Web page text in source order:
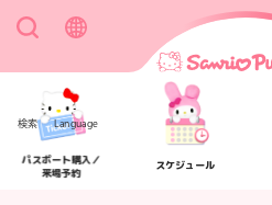
検索 Language
パスポート購入／
来場予約
スケジュール